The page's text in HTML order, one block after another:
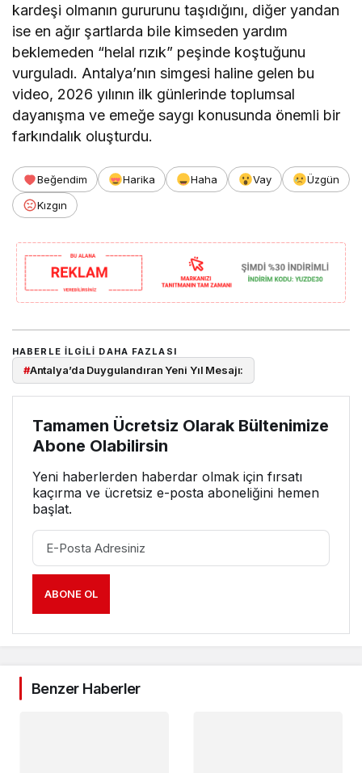
kardeşi olmanın gururunu taşıdığını, diğer yandan
ise en ağır şartlarda bile kimseden yardım
beklemeden “helal rızık” peşinde koştuğunu
vurguladı. Antalya’nın simgesi haline gelen bu
video, 2026 yılının ilk günlerinde toplumsal
dayanışma ve emeğe saygı konusunda önemli bir
farkındalık oluşturdu.
Beğendim Harika Haha Vay
Üzgün
Kızgın
HABERLE ILGILI DAHA FAZLASI
#Antalya’da Duygulandıran Yeni Yıl Mesajı:
Tamamen Ücretsiz Olarak Bültenimize
Abone Olabilirsin
Yeni haberlerden haberdar olmak için fırsatı
kaçırma ve ücretsiz e-posta aboneliğini hemen
başlat.
ABONE OL
Benzer Haberler